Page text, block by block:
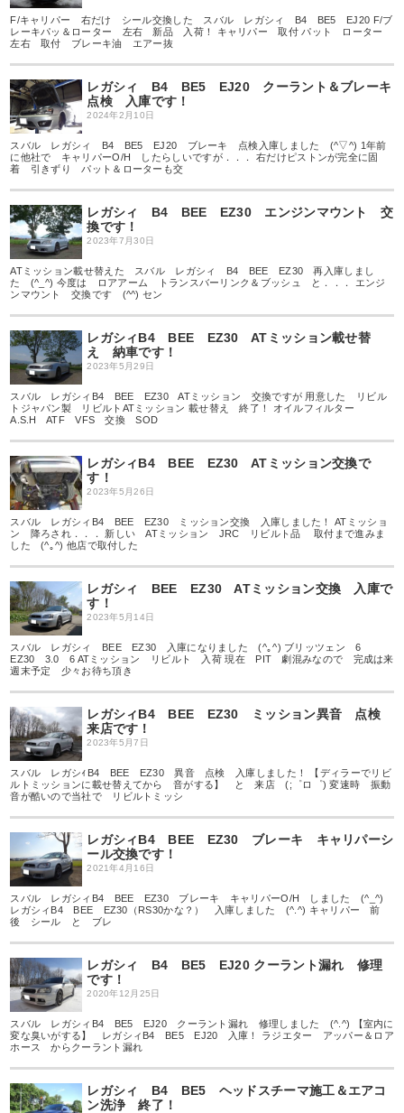
F/キャリパー 右だけ シール交換した スバル レガシィ B4 BE5 EJ20 F/ブ
レーキパッ＆ローター 左右 新品 入荷！ キャリパー 取付 パット ローター
左右 取付 ブレーキ油 エアー抜
レガシィ B4 BE5 EJ20 クーラント＆ブレーキ
点検 入庫です！
2024年2月10日
スバル レガシィ B4 BE5 EJ20 ブレーキ 点検入庫しました (^▽^) 1年前
に他社で キャリパーO/H したらしいですが．．． 右だけピストンが完全に固
着 引きずり パット＆ローターも交
レガシィ B4 BEE EZ30 エンジンマウント 交
換です！
2023年7月30日
ATミッション載せ替えた スバル レガシィ B4 BEE EZ30 再入庫しまし
た (^_^) 今度は ロアアーム トランスバーリンク＆ブッシュ と．．． エンジ
ンマウント 交換です (^^) セン
レガシィB4 BEE EZ30 ATミッション載せ替
え 納車です！
2023年5月29日
スバル レガシィB4 BEE EZ30 ATミッション 交換ですが 用意した リビル
トジャパン製 リビルトATミッション 載せ替え 終了！ オイルフィルター
A.S.H ATF VFS 交換 SOD
レガシィB4 BEE EZ30 ATミッション交換で
す！
2023年5月26日
スバル レガシィB4 BEE EZ30 ミッション交換 入庫しました！ ATミッショ
ン 降ろされ．．． 新しい ATミッション JRC リビルト品 取付まで進みま
した (^｡^) 他店で取付した
レガシィ BEE EZ30 ATミッション交換 入庫で
す！
2023年5月14日
スバル レガシィ BEE EZ30 入庫になりました (^｡^) ブリッツェン 6
EZ30 3.0 6 ATミッション リビルト 入荷 現在 PIT 劇混みなので 完成は来
週末予定 少々お待ち頂き
レガシィB4 BEE EZ30 ミッション異音 点検
来店です！
2023年5月7日
スバル レガシｨB4 BEE EZ30 異音 点検 入庫しました！ 【ディラーでリビ
ルトミッションに載せ替えてから 音がする】 と 来店 (;゜ロ゜) 変速時 振動
音が酷いので当社で リビルトミッシ
レガシィB4 BEE EZ30 ブレーキ キャリパーシ
ール交換です！
2021年4月16日
スバル レガシィB4 BEE EZ30 ブレーキ キャリパーO/H しました (^_^)
レガシィB4 BEE EZ30（RS30かな？） 入庫しました (^.^) キャリパー 前
後 シール と ブレ
レガシィ B4 BE5 EJ20 クーラント漏れ 修理
です！
2020年12月25日
スバル レガシィB4 BE5 EJ20 クーラント漏れ 修理しました (^.^) 【室内に
変な臭いがする】 レガシィB4 BE5 EJ20 入庫！ ラジエター アッパー＆ロア
ホース からクーラント漏れ
レガシィ B4 BE5 ヘッドスチーマ施工＆エアコ
ン洗浄 終了！